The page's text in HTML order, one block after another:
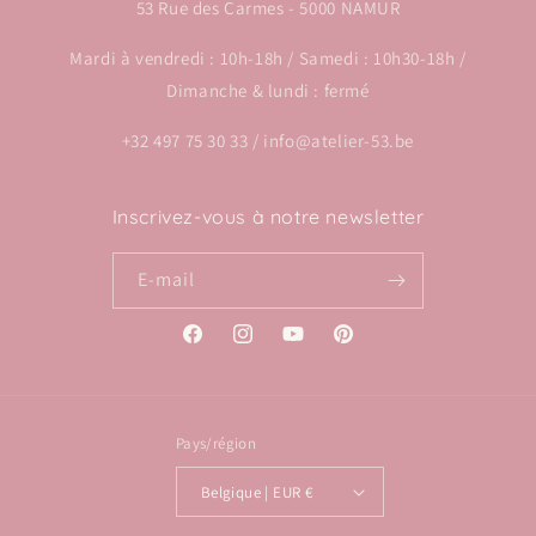
53 Rue des Carmes - 5000 NAMUR
Mardi à vendredi : 10h-18h / Samedi : 10h30-18h /
Dimanche & lundi : fermé
+32 497 75 30 33 / info@atelier-53.be
Inscrivez-vous à notre newsletter
E-mail
FacebookInstagramYouTubePinterest
Pays/région
Belgique | EUR €